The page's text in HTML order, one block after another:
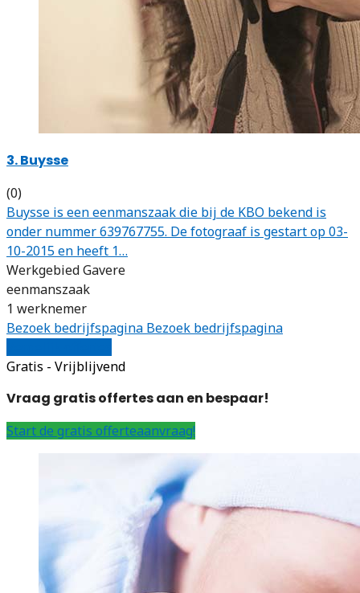
3. Buysse
(0)
Buysse is een eenmanszaak die bij de KBO bekend is
onder nummer 639767755. De fotograaf is gestart op 03-
10-2015 en heeft 1…
Werkgebied Gavere
eenmanszaak
1 werknemer
Bezoek bedrijfspagina Bezoek bedrijfspagina
Gratis - Vrijblijvend
Vraag gratis offertes aan en bespaar!
Start de gratis offerteaanvraag!